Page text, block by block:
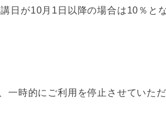
日が10月1日以降の場合は10％とな
時的にご利用を停止させていた